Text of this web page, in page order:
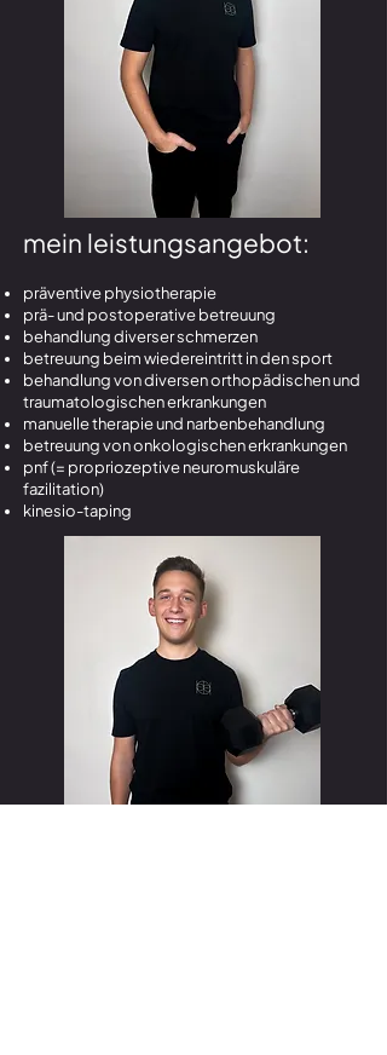
mein leistungsangebot:
präventive physiotherapie
prä- und postoperative betreuung
behandlung diverser schmerzen
betreuung beim wiedereintritt in den sport
behandlung von diversen orthopädischen und
traumatologischen erkrankungen
manuelle therapie und narbenbehandlung
betreuung von onkologischen erkrankungen
pnf (= propriozeptive neuromuskuläre
fazilitation)
kinesio-taping